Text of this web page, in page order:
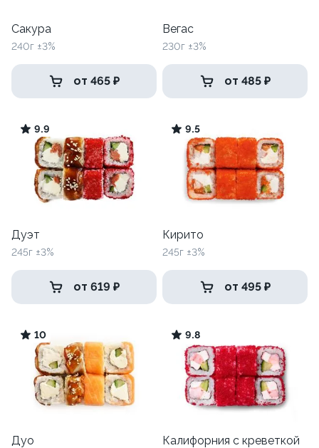
Сакура
240г ±3%
от 465 ₽
Вегас
230г ±3%
от 485 ₽
9.9
Дуэт
245г ±3%
от 619 ₽
9.5
Кирито
245г ±3%
от 495 ₽
10
Дуо
9.8
Калифорния с креветкой